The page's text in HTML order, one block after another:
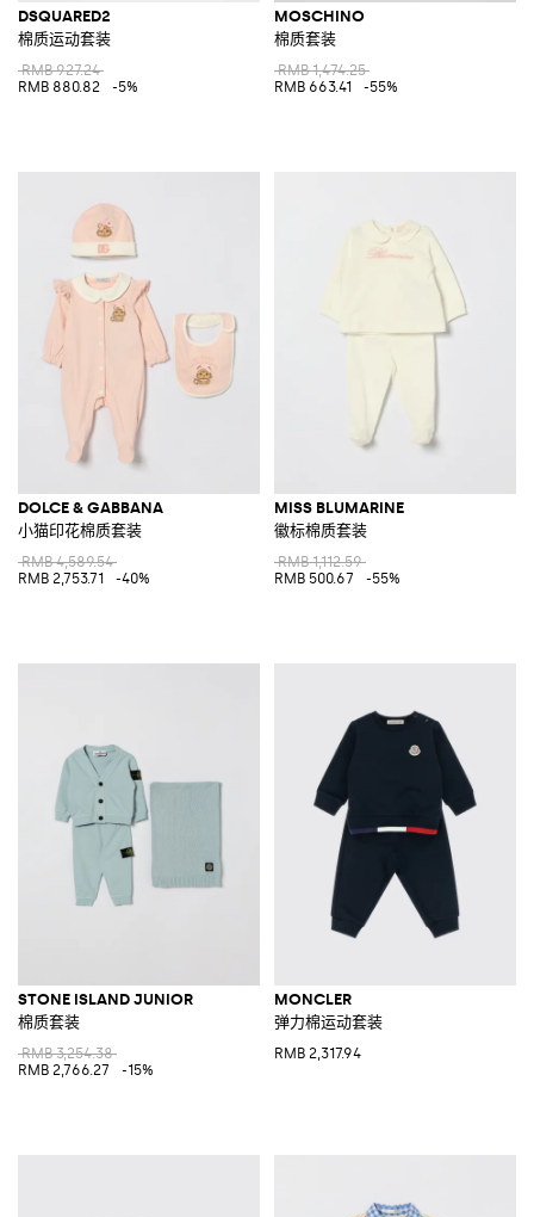
DSQUARED2
棉质运动套装
RMB 927.24
RMB 880.82
-5%
MOSCHINO
棉质套装
RMB 1,474.25
RMB 663.41
-55%
DOLCE & GABBANA
小猫印花棉质套装
RMB 4,589.54
RMB 2,753.71
-40%
MISS BLUMARINE
徽标棉质套装
RMB 1,112.59
RMB 500.67
-55%
STONE ISLAND JUNIOR
棉质套装
RMB 3,254.38
RMB 2,766.27
-15%
MONCLER
弹力棉运动套装
RMB 2,317.94